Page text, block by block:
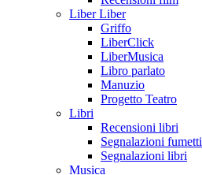
Liber Liber
Griffo
LiberClick
LiberMusica
Libro parlato
Manuzio
Progetto Teatro
Libri
Recensioni libri
Segnalazioni fumetti
Segnalazioni libri
Musica